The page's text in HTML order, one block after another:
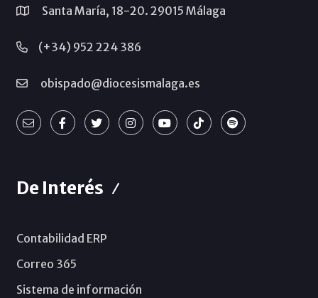
Santa María, 18-20. 29015 Málaga
(+34) 952 224 386
obispado@diocesismalaga.es
De Interés
Contabilidad ERP
Correo 365
Sistema de información